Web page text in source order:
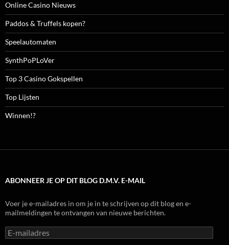
Online Casino Nieuws
Paddos & Truffels kopen?
Speelautomaten
SynthPoPLoVer
Top 3 Casino Gokspellen
Top Lijsten
Winnen!?
ABONNEER JE OP DIT BLOG D.M.V. E-MAIL
Voer je e-mailadres in om je in te schrijven op dit blog en e-
mailmeldingen te ontvangen van nieuwe berichten.
E-
mailadres